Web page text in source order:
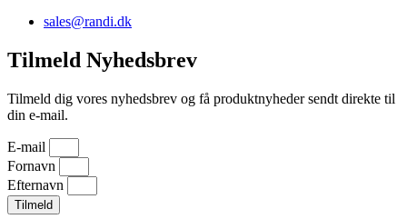
sales@randi.dk
Tilmeld Nyhedsbrev
Tilmeld dig vores nyhedsbrev og få produktnyheder sendt direkte til
din e-mail.
E-mail
Fornavn
Efternavn
Tilmeld